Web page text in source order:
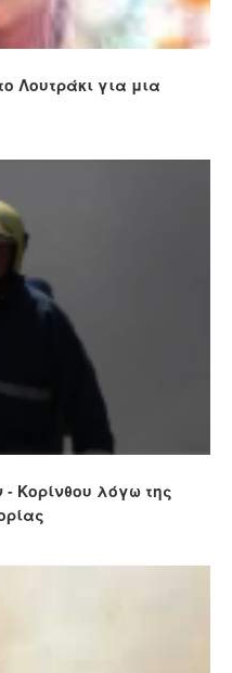
Λουτράκι για μια
Κορίνθου λόγω της